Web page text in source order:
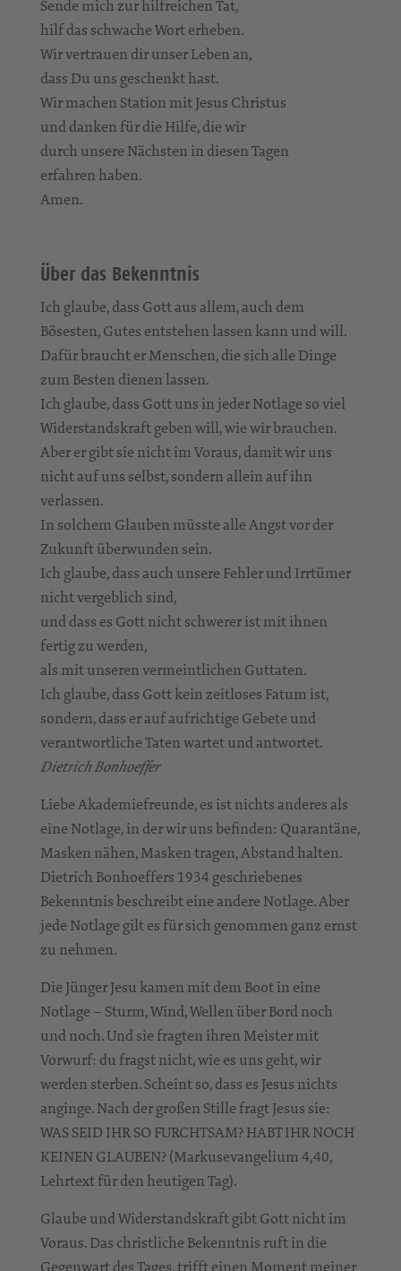
Sende mich zur hilfreichen Tat,
hilf das schwache Wort erheben.
Wir vertrauen dir unser Leben an,
dass Du uns geschenkt hast.
Wir machen Station mit Jesus Christus
und danken für die Hilfe, die wir
durch unsere Nächsten in diesen Tagen
erfahren haben.
Amen.
Über das Bekenntnis
Ich glaube, dass Gott aus allem, auch dem
Bösesten, Gutes entstehen lassen kann und will.
Dafür braucht er Menschen, die sich alle Dinge
zum Besten dienen lassen.
Ich glaube, dass Gott uns in jeder Notlage so viel
Widerstandskraft geben will, wie wir brauchen.
Aber er gibt sie nicht im Voraus, damit wir uns
nicht auf uns selbst, sondern allein auf ihn
verlassen.
In solchem Glauben müsste alle Angst vor der
Zukunft überwunden sein.
Ich glaube, dass auch unsere Fehler und Irrtümer
nicht vergeblich sind,
und dass es Gott nicht schwerer ist mit ihnen
fertig zu werden,
als mit unseren vermeintlichen Guttaten.
Ich glaube, dass Gott kein zeitloses Fatum ist,
sondern, dass er auf aufrichtige Gebete und
verantwortliche Taten wartet und antwortet.
Dietrich Bonhoeffer
Liebe Akademiefreunde, es ist nichts anderes als
eine Notlage, in der wir uns befinden: Quarantäne,
Masken nähen, Masken tragen, Abstand halten.
Dietrich Bonhoeffers 1934 geschriebenes
Bekenntnis beschreibt eine andere Notlage. Aber
jede Notlage gilt es für sich genommen ganz ernst
zu nehmen.
Die Jünger Jesu kamen mit dem Boot in eine
Notlage – Sturm, Wind, Wellen über Bord noch
und noch. Und sie fragten ihren Meister mit
Vorwurf: du fragst nicht, wie es uns geht, wir
werden sterben. Scheint so, dass es Jesus nichts
anginge. Nach der großen Stille fragt Jesus sie:
WAS SEID IHR SO FURCHTSAM? HABT IHR NOCH
KEINEN GLAUBEN? (Markusevangelium 4,40,
Lehrtext für den heutigen Tag).
Glaube und Widerstandskraft gibt Gott nicht im
Voraus. Das christliche Bekenntnis ruft in die
Gegenwart des Tages, trifft einen Moment meiner